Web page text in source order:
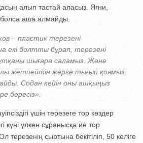
алып тастай аласыз. Яғни,
аша алмайды.
– пластик терезені
екі болтты бұрап, терезені
шығара саламыз. Және
жетпейтін жерге тығып қоямыз.
Содан кейін оны ашқыңыз
бересіз».
үшін терезеге тор көздер
күні үлкен сұранысқа ие тор
сыртына бекітіліп, 50 келіге